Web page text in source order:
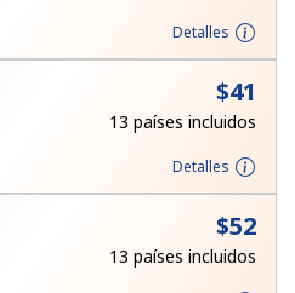
¿Olvidaste tu contraseña? →
Detalles
⁦$41⁩
13 países incluidos
Detalles
⁦$52⁩
13 países incluidos